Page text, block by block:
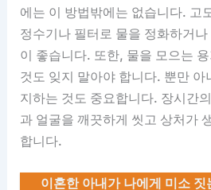
에는 이 방법밖에는 없습니다. 고
정수기나 필터로 물을 정화하거
이 좋습니다. 또한, 물을 모으는
것도 잊지 말아야 합니다. 뿐만 아
지하는 것도 중요합니다. 장시간
과 얼굴을 깨끗하게 씻고 상처가
합니다.
이혼한 아내가 나에게 미소 짓